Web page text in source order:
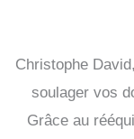
Christophe
soulager vos
Grâce au